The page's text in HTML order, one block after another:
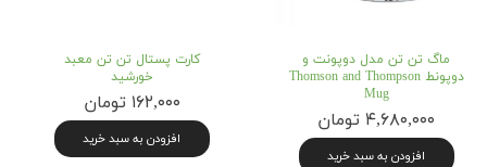
ماگ تن تن مدل دوپونت و
دوپونط Thomson and Thompson
Mug
۴,۶۸۰,۰۰۰ تومان
افزودن به سبد خرید
کارت پستال تن تن معبد
خورشید
۱۶۲,۰۰۰ تومان
افزودن به سبد خرید